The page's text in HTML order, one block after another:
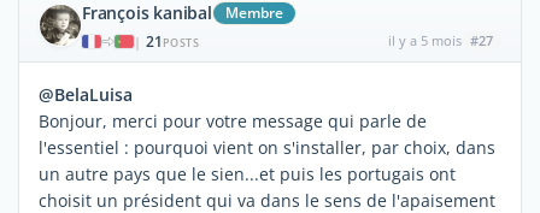
François kanibal Membre
| 21 POSTS il y a 5 mois #27
@BelaLuisa
Bonjour, merci pour votre message qui parle de
l'essentiel : pourquoi vient on s'installer, par choix, dans
un autre pays que le sien...et puis les portugais ont
choisit un président qui va dans le sens de l'apaisement